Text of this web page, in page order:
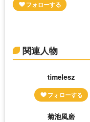
関連人物
timelesz
菊池風磨